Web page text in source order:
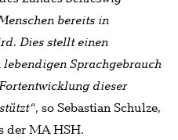
bereits in
Dies stellt einen
Sprachgebrauch
dieser
, so Sebastian Schulze,
der MA HSH.